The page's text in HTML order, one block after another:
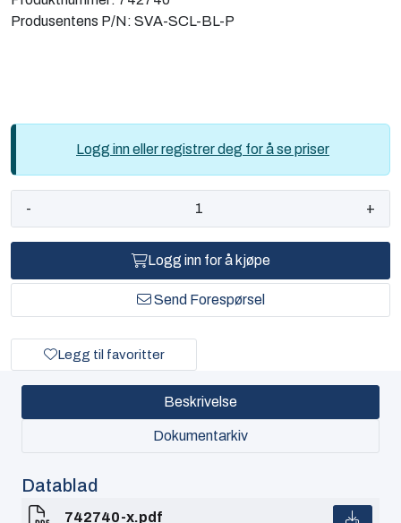
Produsentens P/N: SVA-SCL-BL-P
Logg inn eller registrer deg for å se priser
- +
Logg inn for å kjøpe
Send Forespørsel
Legg til favoritter
Beskrivelse
Dokumentarkiv
Datablad
742740-x.pdf
Computing